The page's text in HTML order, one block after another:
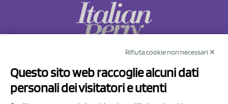
Via Prov.le Sassuolo Vignola 315/1
41057 Spilamberto (MO)
Rifiuta cookie non necessari ✕
Questo sito web raccoglie alcuni dati
personali dei visitatori e utenti